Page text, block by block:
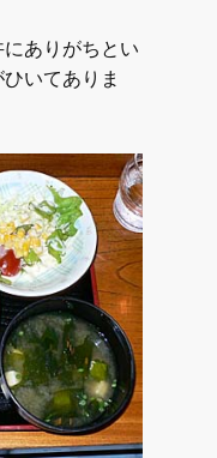
ありがちとい
いてありま